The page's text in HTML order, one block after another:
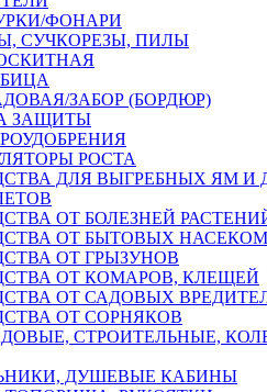
ФОНАРИ
СУЧКОРЕЗЫ, ПИЛЫ
ЗАБОР (БОРДЮР)
ЗАЩИТЫ
РОСТА
ДЛЯ ВЫГРЕБНЫХ ЯМ И
ОТ БОЛЕЗНЕЙ
ОТ БЫТОВЫХ
ОТ ГРЫЗУНОВ
ОТ КОМАРОВ, КЛЕЩЕЙ
ОТ САДОВЫХ
ОТ СОРНЯКОВ
СТРОИТЕЛЬНЫЕ,
ДУШЕВЫЕ КАБИНЫ